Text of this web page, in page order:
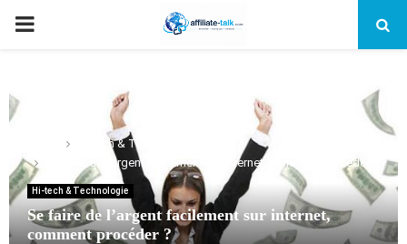
PRIMARY
Hi-tech & Technologie
Se faire de l’argent facilement sur internet, comment procéder ?
Hi-tech & Technologie
Se faire de l’argent facilement sur internet,
comment procéder ?